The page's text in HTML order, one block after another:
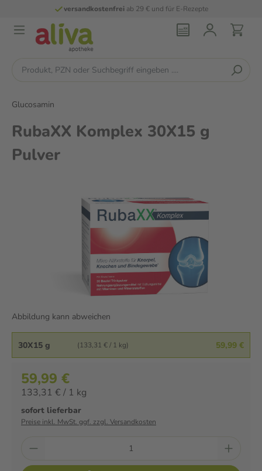
versandkostenfreiab 29 € und für E-Rezepte
Glucosamin
RubaXX Komplex 30X15 g
Pulver
Abbildung kann abweichen
30X15 g (133,31 € / 1 kg) 59,99 €
59,99 €
133,31 € / 1 kg
sofort lieferbar
Preise inkl. MwSt. ggf. zzgl. Versandkosten